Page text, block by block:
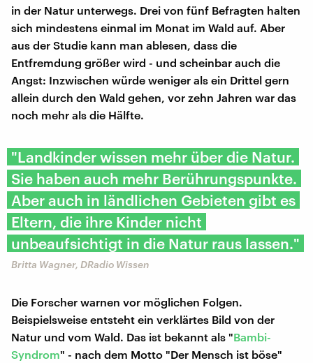
in der Natur unterwegs. Drei von fünf Befragten halten
sich mindestens einmal im Monat im Wald auf. Aber
aus der Studie kann man ablesen, dass die
Entfremdung größer wird - und scheinbar auch die
Angst: Inzwischen würde weniger als ein Drittel gern
allein durch den Wald gehen, vor zehn Jahren war das
noch mehr als die Hälfte.
"Landkinder wissen mehr über die Natur.
Sie haben auch mehr Berührungspunkte.
Aber auch in ländlichen Gebieten gibt es
Eltern, die ihre Kinder nicht
unbeaufsichtigt in die Natur raus lassen."
Britta Wagner, DRadio Wissen
Die Forscher warnen vor möglichen Folgen.
Beispielsweise entsteht ein verklärtes Bild von der
Natur und vom Wald. Das ist bekannt als "Bambi-
Syndrom" - nach dem Motto "Der Mensch ist böse"